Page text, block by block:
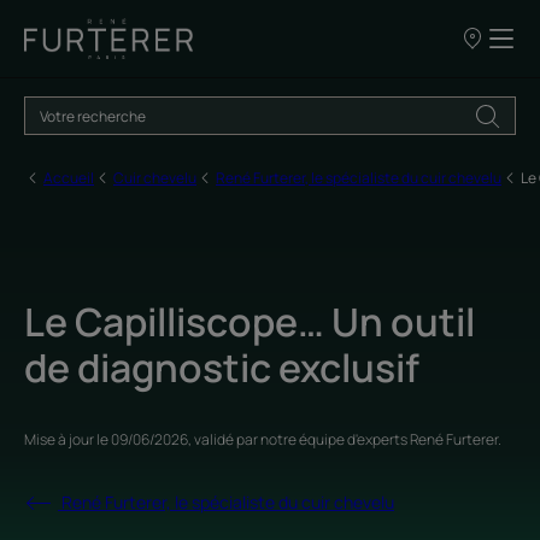
Nos
vente
Accueil Cuir chevelu René Furterer, le spécialiste du cuir chevelu
Le Capilliscope… Un outil
de diagnostic exclusif
Mise à jour le09/06/2026, validé parnotre équipe d'experts René Furterer.
René Furterer, le spécialiste du cuir chevelu